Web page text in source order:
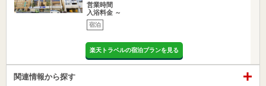
営業時間
入浴料金 ～
宿泊
楽天トラベルの宿泊プランを見る
関連情報から探す